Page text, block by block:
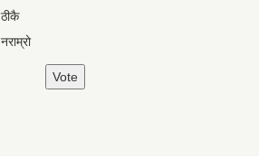
ठीकै
नराम्रो